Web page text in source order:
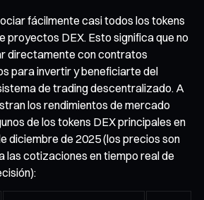
fácilmente casi todos los tokens
proyectos DEX. Esto significa que no
directamente con contratos
para invertir y beneficiarte del
de trading descentralizado. A
los rendimientos de mercado
de los tokens DEX principales en
diciembre de 2025 (los precios son
las cotizaciones en tiempo real de